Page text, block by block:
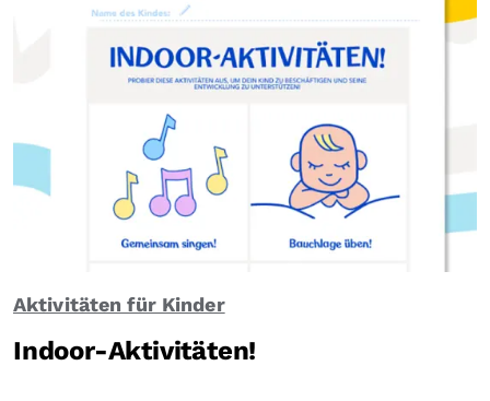
Aktivitäten für Kinder
Indoor-Aktivitäten!